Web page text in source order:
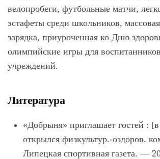
велопробеги, футбольные матчи,
эстафеты среди школьников,
зарядка, приуроченная ко Дню
олимпийские игры для
учреждений.
Литература
«Добрыня» приглашает гостей :
открылся физкультур.-оздоров.
Липецкая спортивная газета. —